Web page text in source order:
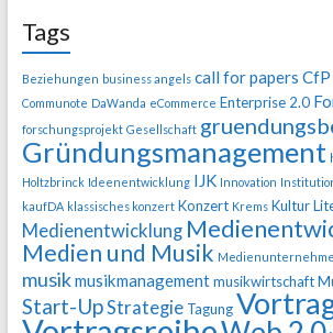
Tags
Beziehungen business angels call for papers CfP
Communote DaWanda eCommerce Enterprise 2.0
forschungsprojekt Gesellschaft
Gründungsmanagement
Holtzbrinck Ideenentwicklung IJK Innovation
kaufDA klassisches konzert Konzert Krems Kultur
Medienentwicklung
Medien und Musik
musikmusikmanagement musikwirtschaft
Start-UpStrategie Tagung